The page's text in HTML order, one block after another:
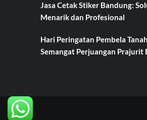
Jasa Cetak Stiker Bandung:
Menarik dan Profesional
Hari Peringatan Pembela
Semangat Perjuangan Prajurit